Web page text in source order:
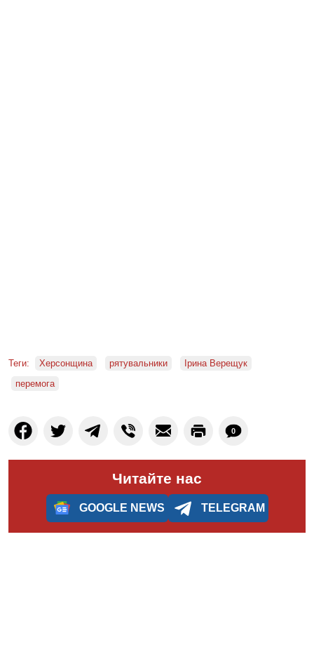
Теги: Херсонщина рятувальники
Ірина Верещук
перемога
0
Читайте нас
GOOGLE NEWS TELEGRAM